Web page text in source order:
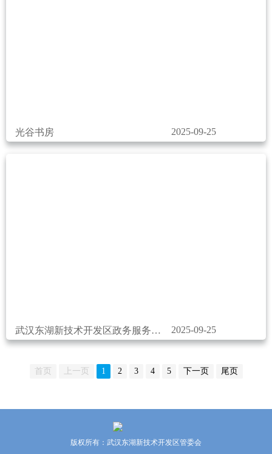
光谷书房 2025-09-25
武汉东湖新技术开发区政务服务中心 2025-09-25
首页 上一页 1 2 3 4 5 下一页 尾页
版权所有：武汉东湖新技术开发区管委会